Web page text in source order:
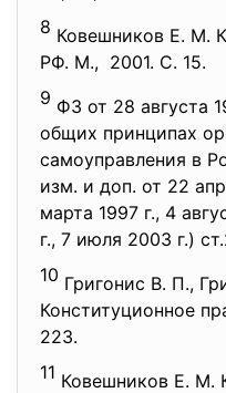
8 Ковешников Е. М.
РФ. М., 2001. С. 15.
9 ФЗ от 28 августа
общих принципах
самоуправления в
изм. и доп. от 22
марта 1997 г., 4
г., 7 июля 2003 г.)
10 Григонис В. П.,
Конституционное
223.
11 Ковешников Е. М.